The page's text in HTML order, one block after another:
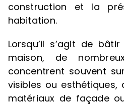
construction et la
habitation.
Lorsqu’il s’agit de
maison, de
concentrent souvent
visibles ou esthétiques,
matériaux de façade